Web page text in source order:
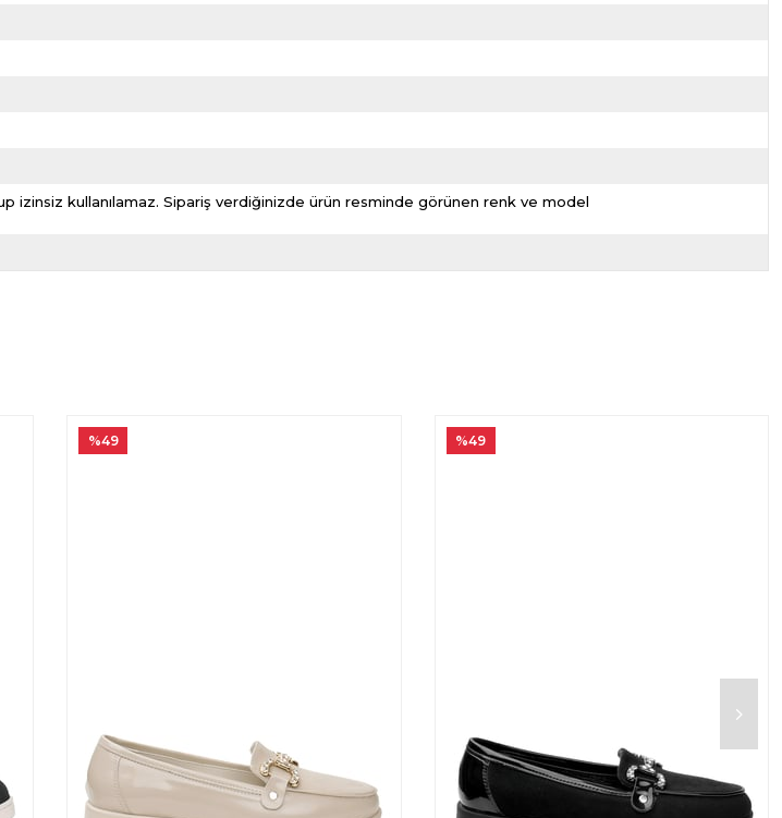
izinsiz kullanılamaz. Sipariş verdiğinizde ürün resminde görünen renk ve model
%49 %49